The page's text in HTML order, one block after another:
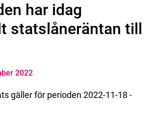
har idag
statslåneräntan till
2022
gäller för perioden 2022-11-18 -